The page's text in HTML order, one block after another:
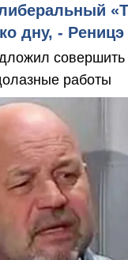
дну, - Реницэ
совершить
работы